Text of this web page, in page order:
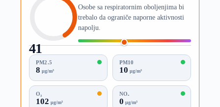
41
AQI
Osobe sa respiratornim oboljenjima bi
trebalo da ograniče naporne aktivnosti
napolju.
PM2.5
8 µg/m³
PM10
10 µg/m³
O₃
102 µg/m³
NO₂
0 µg/m³